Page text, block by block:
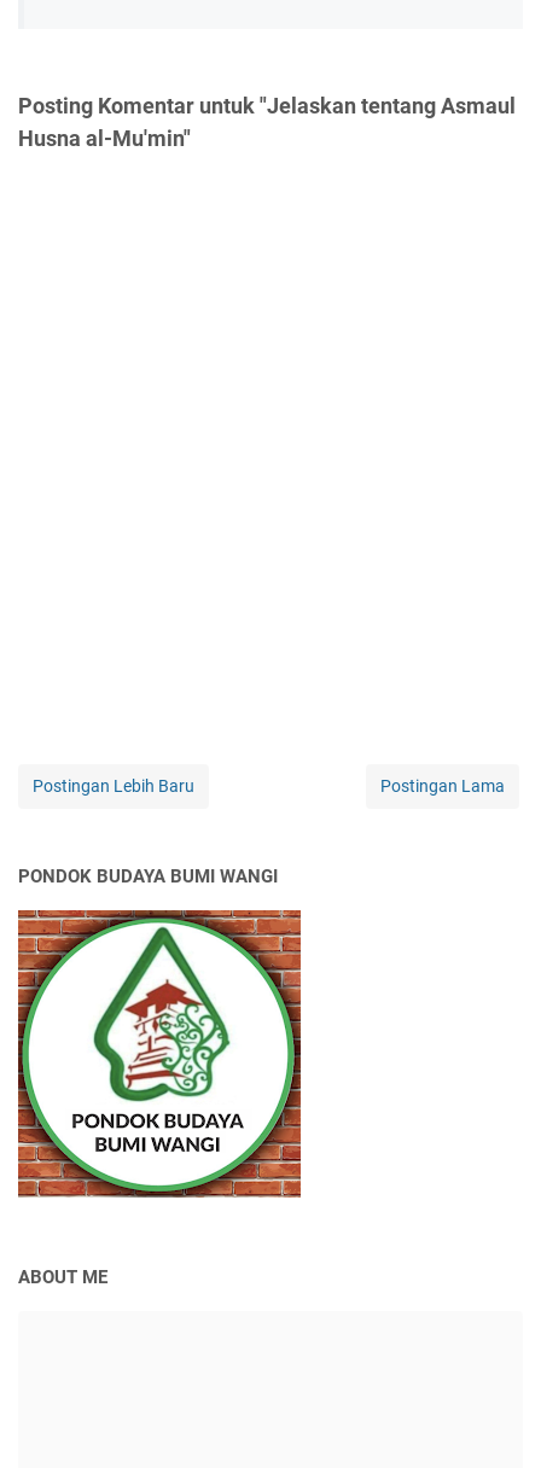
Posting Komentar untuk "Jelaskan tentang Asmaul
Husna al-Mu'min"
Postingan Lebih Baru Postingan Lama
PONDOK BUDAYA BUMI WANGI
ABOUT ME